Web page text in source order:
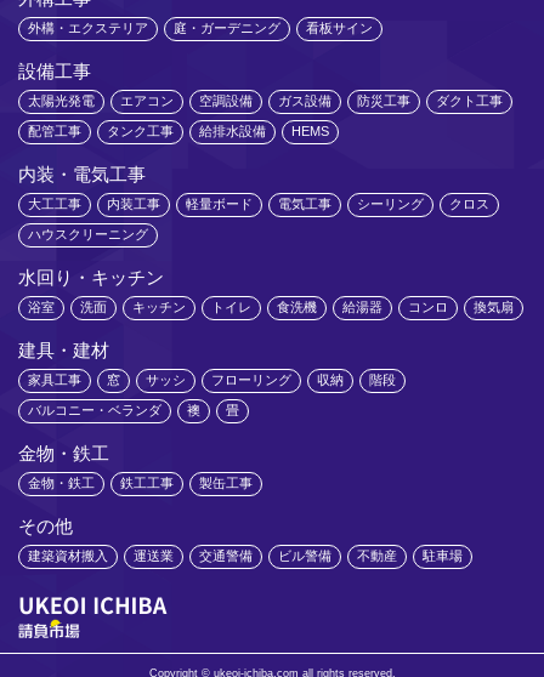
外構・エクステリア 庭・ガーデニング 看板サイン
設備工事
太陽光発電 エアコン 空調設備 ガス設備 防災工事 ダクト工事
配管工事 タンク工事 給排水設備 HEMS
内装・電気工事
大工工事 内装工事 軽量ボード 電気工事 シーリング クロス
ハウスクリーニング
水回り・キッチン
浴室 洗面 キッチン トイレ 食洗機 給湯器 コンロ 換気扇
建具・建材
家具工事 窓 サッシ フローリング 収納 階段
バルコニー・ベランダ 襖 畳
金物・鉄工
金物・鉄工 鉄工工事 製缶工事
その他
建築資材搬入 運送業 交通警備 ビル警備 不動産 駐車場
Copyright © ukeoi-ichiba.com all rights reserved.